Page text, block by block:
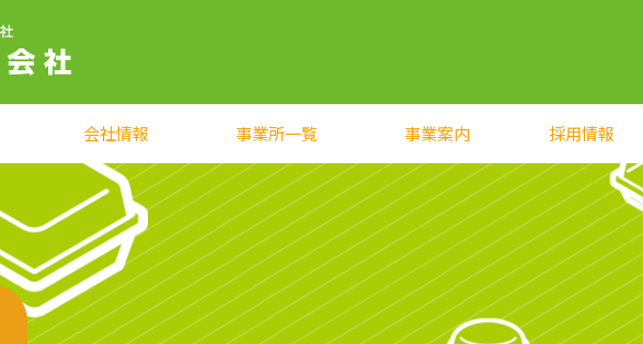
会社情報 事業所一覧 事業案内 採用情報